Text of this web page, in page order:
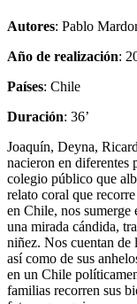
Autores: Pablo
Año de realización:
Países: Chile
Duración: 36’
Joaquín, Deyna,
nacieron en diferentes
colegio público que
relato coral que
en Chile, nos sumerge
una mirada cándida,
niñez. Nos cuentan de
así como de sus
en un Chile
familias recorren sus